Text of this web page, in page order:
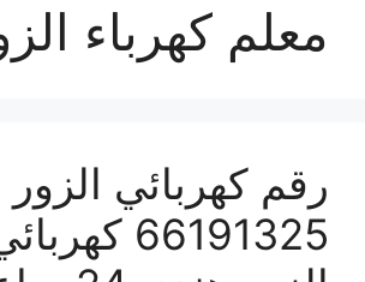
معلم كهرباء
رقم كهربائي الزور
66191325‬